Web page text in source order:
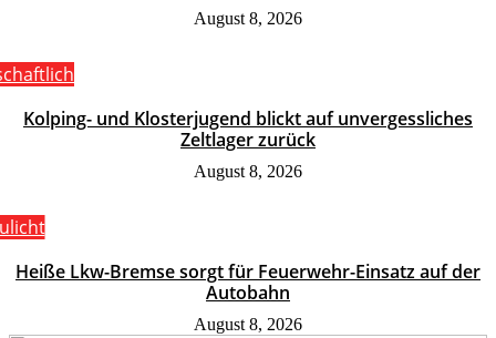
August 8, 2026
Kolping- und Klosterjugend blickt auf unvergessliches
Zeltlager zurück
August 8, 2026
Heiße Lkw-Bremse sorgt für Feuerwehr-Einsatz auf der
Autobahn
August 8, 2026